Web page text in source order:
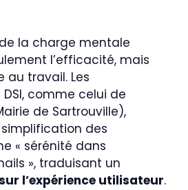
la charge mentale
l’efficacité, mais
au travail. Les
comme celui de
de Sartrouville),
des
« sérénité dans
», traduisant un
l’expérience utilisateur.